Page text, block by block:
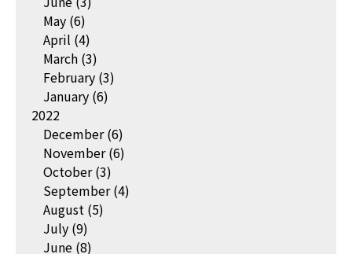
May (6)
April (4)
March (3)
February (3)
January (6)
2022
December(6)
November(6)
October(3)
September(4)
August (5)
July (9)
June (8)